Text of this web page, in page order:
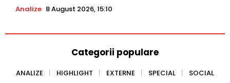
Analize 8 August 2026, 15:10
Categorii populare
ANALIZE HIGHLIGHT EXTERNE SPECIAL
SOCIAL